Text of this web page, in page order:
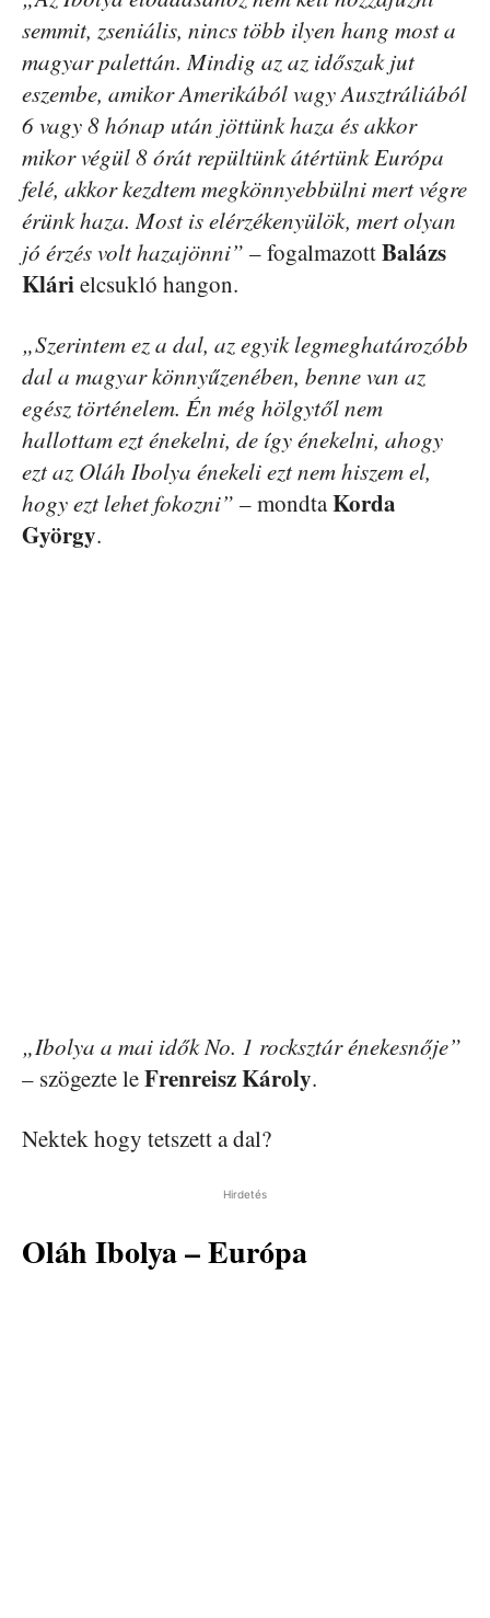
semmit, zseniális, nincs több ilyen hang most a
magyar palettán. Mindig az az időszak jut
eszembe, amikor Amerikából vagy Ausztráliából
6 vagy 8 hónap után jöttünk haza és akkor
mikor végül 8 órát repültünk átértünk Európa
felé, akkor kezdtem megkönnyebbülni mert végre
érünk haza. Most is elérzékenyülök, mert olyan
jó érzés volt hazajönni” – fogalmazottBalázs
Klárielcsukló hangon.
„Szerintem ez a dal, az egyik legmeghatározóbb
dal a magyar könnyűzenében, benne van az
egész történelem. Én még hölgytől nem
hallottam ezt énekelni, de így énekelni, ahogy
ezt az Oláh Ibolya énekeli ezt nem hiszem el,
hogy ezt lehet fokozni” – mondtaKorda
György.
„Ibolya a mai idők No. 1 rocksztár énekesnője”
– szögezte leFrenreisz Károly.
Nektek hogy tetszett a dal?
Hirdetés
Oláh Ibolya – Európa